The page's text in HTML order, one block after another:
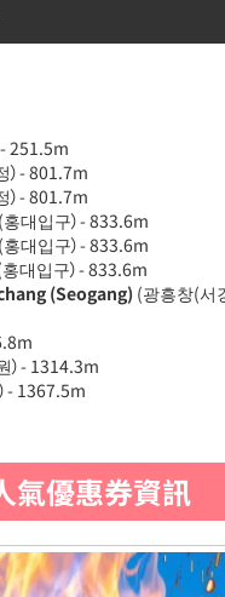
- 251.5m
）- 801.7m
）- 801.7m
(홍대입구）- 833.6m
(홍대입구）- 833.6m
대입구）- 833.6m
(Seogang) (광흥창(서
）- 1314.3m
- 1367.5m
氣優惠券資訊